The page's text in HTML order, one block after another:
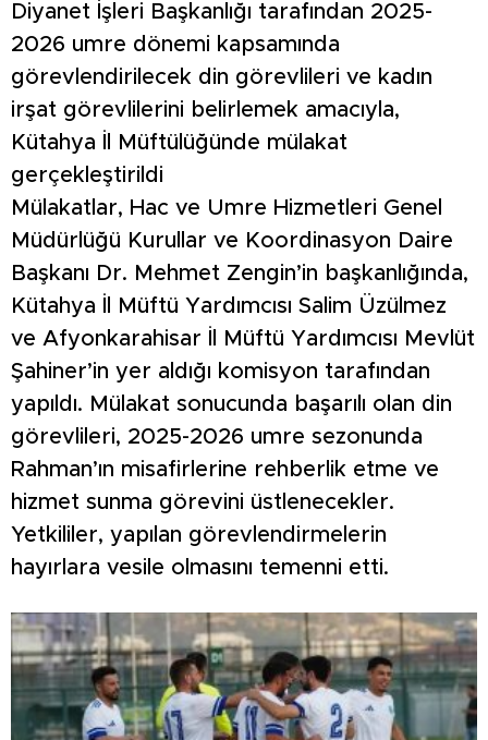
Diyanet İşleri Başkanlığı tarafından 2025-
2026 umre dönemi kapsamında
görevlendirilecek din görevlileri ve kadın
irşat görevlilerini belirlemek amacıyla,
Kütahya İl Müftülüğünde mülakat
gerçekleştirildi
Mülakatlar, Hac ve Umre Hizmetleri Genel
Müdürlüğü Kurullar ve Koordinasyon Daire
Başkanı Dr. Mehmet Zengin’in başkanlığında,
Kütahya İl Müftü Yardımcısı Salim Üzülmez
ve Afyonkarahisar İl Müftü Yardımcısı Mevlüt
Şahiner’in yer aldığı komisyon tarafından
yapıldı. Mülakat sonucunda başarılı olan din
görevlileri, 2025-2026 umre sezonunda
Rahman’ın misafirlerine rehberlik etme ve
hizmet sunma görevini üstlenecekler.
Yetkililer, yapılan görevlendirmelerin
hayırlara vesile olmasını temenni etti.